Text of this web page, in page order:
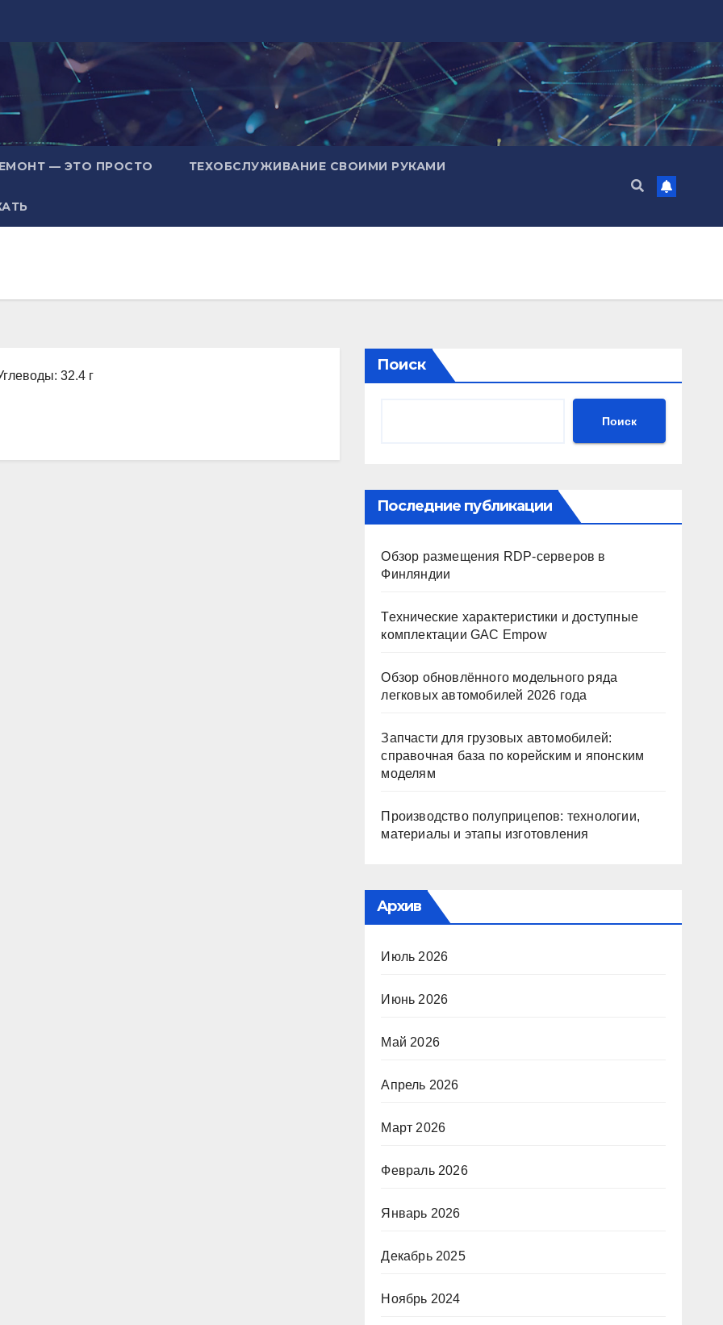
— ЭТО ПРОСТО ТЕХОБСЛУЖИВАНИЕ СВОИМИ РУКАМИ
32.4 г
Поиск
Поиск
Последние публикации
Обзор размещения RDP-серверов в
Финляндии
Технические характеристики и доступные
комплектации GAC Empow
Обзор обновлённого модельного ряда
легковых автомобилей 2026 года
Запчасти для грузовых автомобилей:
справочная база по корейским и японским
моделям
Производство полуприцепов: технологии,
материалы и этапы изготовления
Архив
Июль 2026
Июнь 2026
Май 2026
Апрель 2026
Март 2026
Февраль 2026
Январь 2026
Декабрь 2025
Ноябрь 2024